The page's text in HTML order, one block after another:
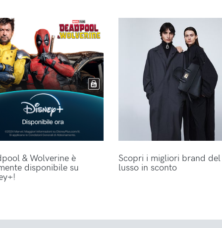
& Wolverine è
disponibile su
Scopri i migliori brand del
lusso in sconto